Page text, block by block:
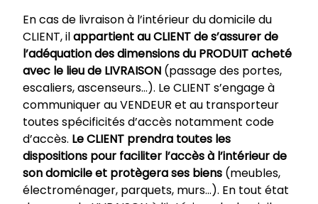
En cas de livraison à l’intérieur du domicile du
CLIENT, ilappartient au CLIENT de s’assurer de
l’adéquation des dimensions du PRODUIT acheté
avec le lieu de LIVRAISON (passage des portes,
escaliers, ascenseurs…). Le CLIENT s’engage à
communiquer au VENDEUR et au transporteur
toutes spécificités d’accès notamment code
d’accès. Le CLIENT prendra toutes les
dispositions pour faciliter l’accès à l’intérieur de
son domicile et protègera ses biens (meubles,
électroménager, parquets, murs…). En tout état